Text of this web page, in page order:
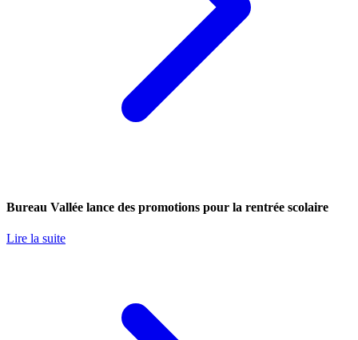
Bureau Vallée lance des promotions pour la rentrée scolaire
Lire la suite